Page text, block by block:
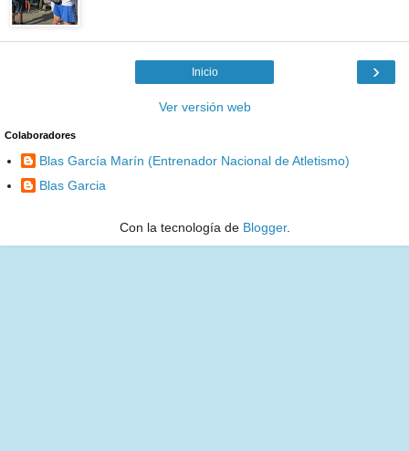
›
Inicio
Ver versión web
Colaboradores
Blas García Marín (Entrenador Nacional de Atletismo)
Blas Garcia
Con la tecnología de Blogger.